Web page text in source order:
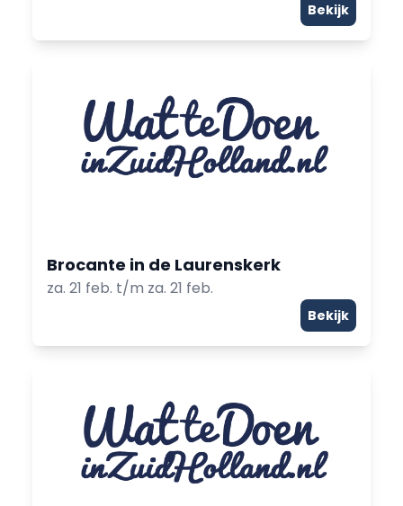
Bekijk
Brocante in de Laurenskerk
za. 21 feb. t/m za. 21 feb.
Bekijk